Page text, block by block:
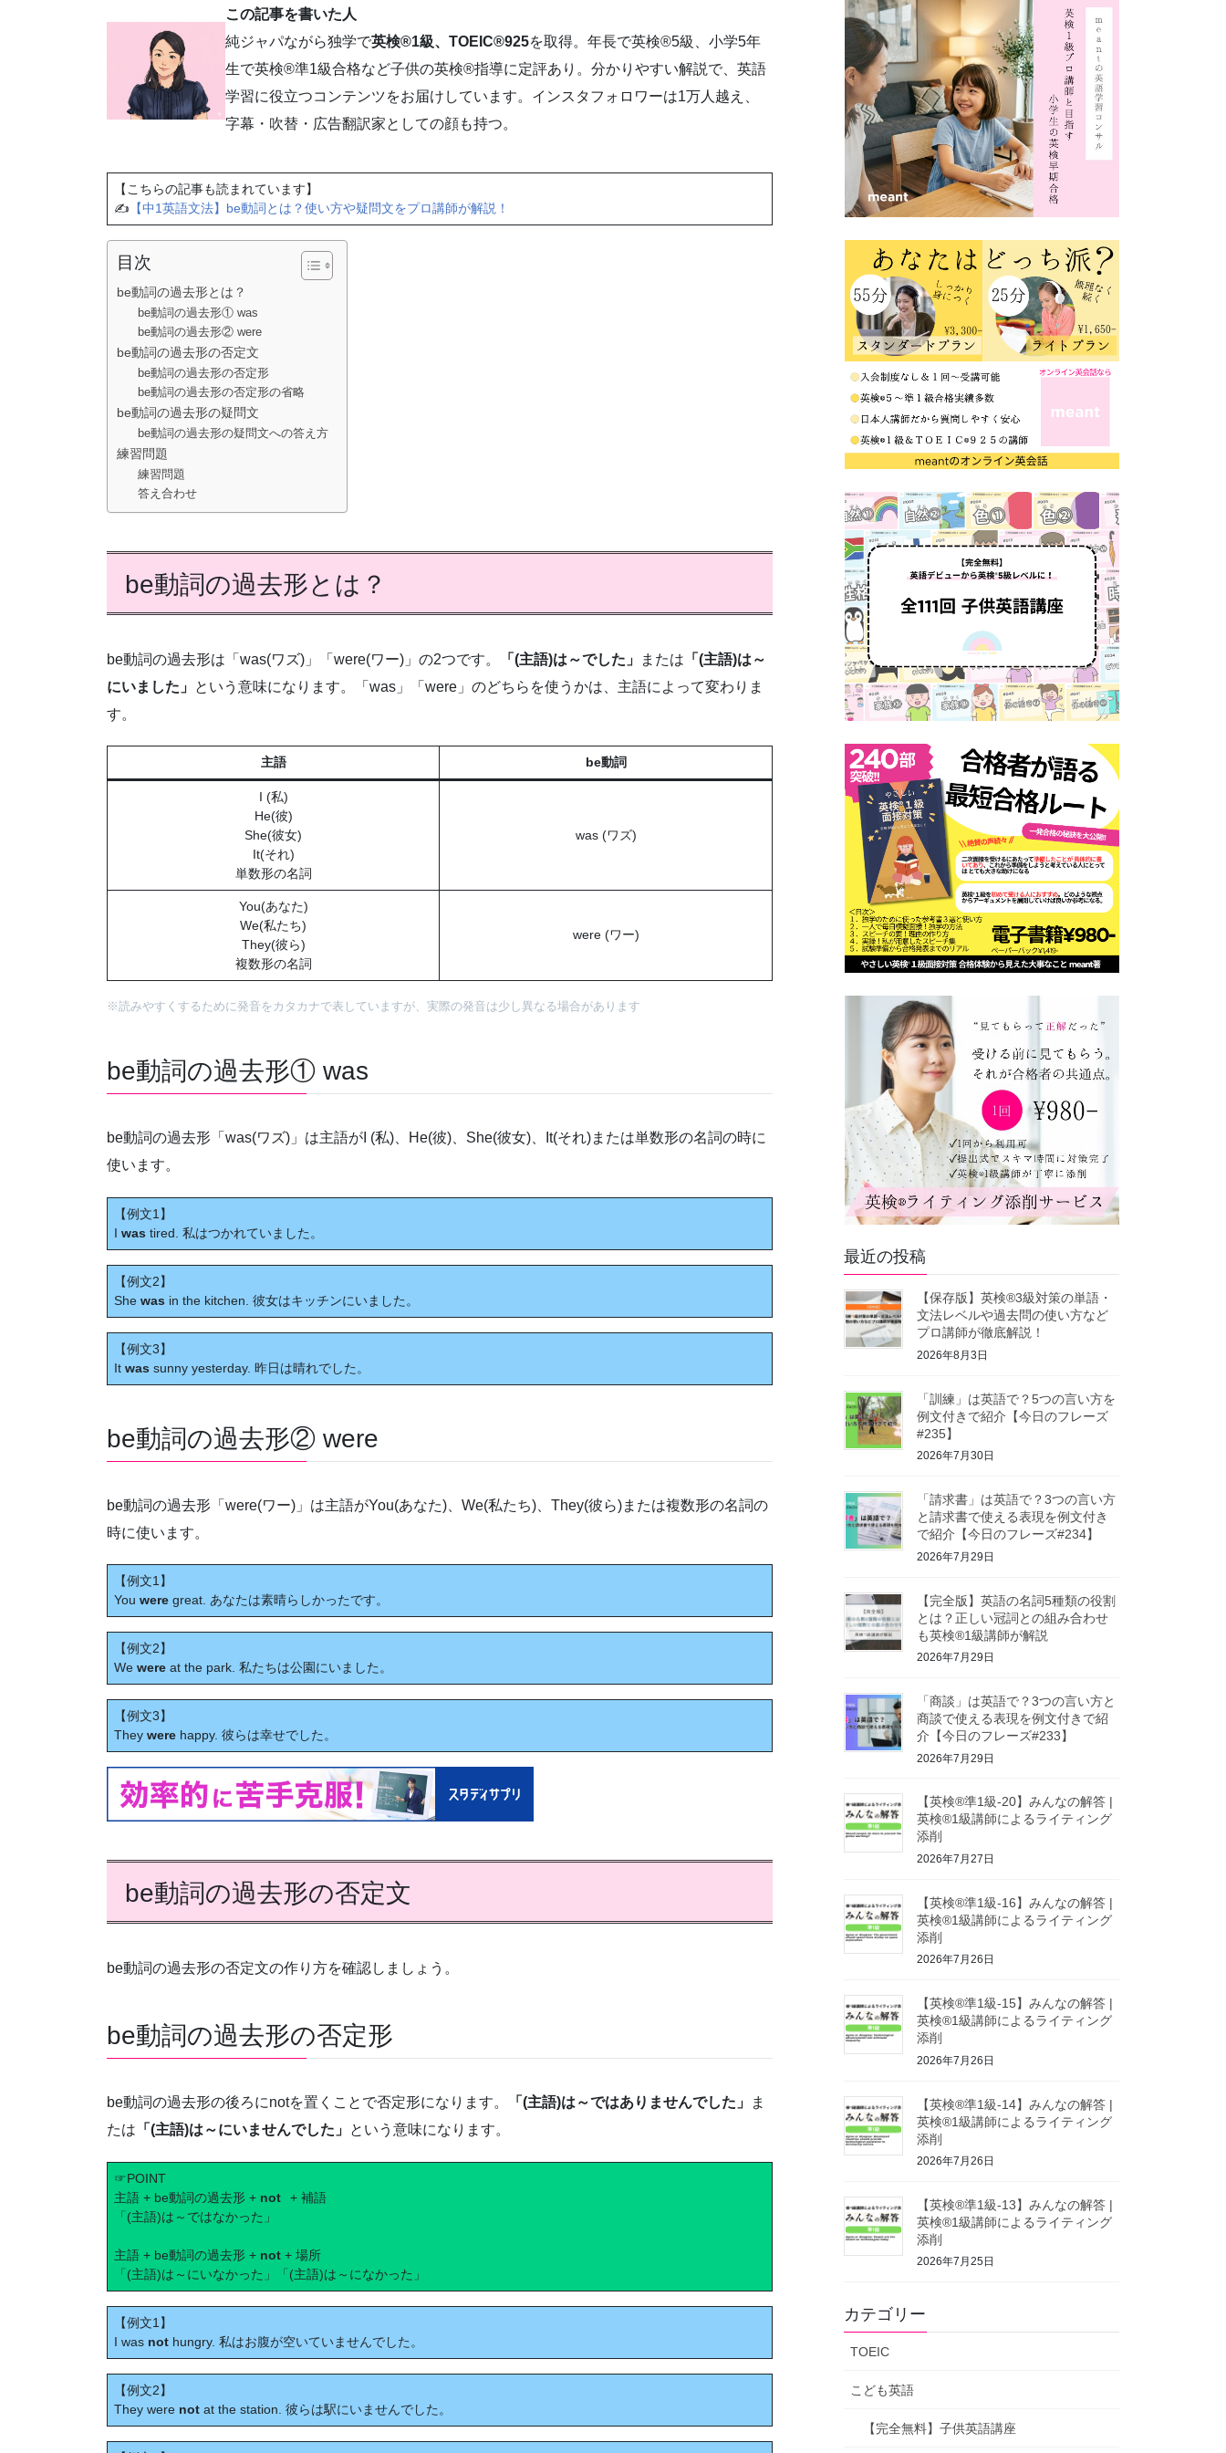
この記事を書いた人
純ジャパながら独学で英検®1級、TOEIC®925を取得。年長で英検®5級、小学5年
生で英検®準1級合格など子供の英検®指導に定評あり。分かりやすい解説で、英語
学習に役立つコンテンツをお届けしています。インスタフォロワーは1万人越え、
字幕・吹替・広告翻訳家としての顔も持つ。
【こちらの記事も読まれています】
✍ 【中1英語文法】be動詞とは？使い方や疑問文をプロ講師が解説！
目次
be動詞の過去形とは？
be動詞の過去形① was
be動詞の過去形② were
be動詞の過去形の否定文
be動詞の過去形の否定形
be動詞の過去形の否定形の省略
be動詞の過去形の疑問文
be動詞の過去形の疑問文への答え方
練習問題
練習問題
答え合わせ
be動詞の過去形とは？
be動詞の過去形は「was(ワズ)」「were(ワー)」の2つです。 「(主語)は～でした」 または 「(主語)は～
にいました」 という意味になります。「was」「were」のどちらを使うかは、主語によって変わりま
す。
主語 be動詞
I (私)
He(彼)
She(彼女)
It(それ)
単数形の名詞
was (ワズ)
You(あなた)
We(私たち)
They(彼ら)
複数形の名詞
were (ワー)
※読みやすくするために発音をカタカナで表していますが、実際の発音は少し異なる場合があります
be動詞の過去形① was
be動詞の過去形「was(ワズ)」は主語がI (私)、He(彼)、She(彼女)、It(それ)または単数形の名詞の時に
使います。
【例文1】
I was tired. 私はつかれていました。
【例文2】
She was in the kitchen. 彼女はキッチンにいました。
【例文3】
It was sunny yesterday. 昨日は晴れでした。
be動詞の過去形② were
be動詞の過去形「were(ワー)」は主語がYou(あなた)、We(私たち)、They(彼ら)または複数形の名詞の
時に使います。
【例文1】
You were great. あなたは素晴らしかったです。
【例文2】
We were at the park. 私たちは公園にいました。
【例文3】
They were happy. 彼らは幸せでした。
be動詞の過去形の否定文
be動詞の過去形の否定文の作り方を確認しましょう。
be動詞の過去形の否定形
be動詞の過去形の後ろにnotを置くことで否定形になります。 「(主語)は～ではありませんでした」
ま
たは 「(主語)は～にいませんでした」 という意味になります。
☞POINT
主語 + be動詞の過去形 + not
+ 補語
「(主語)は～ではなかった」
主語 + be動詞の過去形 + not + 場所
「(主語)は～にいなかった」「(主語)は～になかった」
【例文1】
I was not hungry. 私はお腹が空いていませんでした。
【例文2】
They were not at the station. 彼らは駅にいませんでした。
最近の投稿
【保存版】英検®3級対策の単語・
文法レベルや過去問の使い方など
プロ講師が徹底解説！
2026年8月3日
「訓練」は英語で？5つの言い方を
例文付きで紹介【今日のフレーズ
#235】
2026年7月30日
「請求書」は英語で？3つの言い方
と請求書で使える表現を例文付き
で紹介【今日のフレーズ#234】
2026年7月29日
【完全版】英語の名詞5種類の役割
とは？正しい冠詞との組み合わせ
も英検®1級講師が解説
2026年7月29日
「商談」は英語で？3つの言い方と
商談で使える表現を例文付きで紹
介【今日のフレーズ#233】
2026年7月29日
【英検®準1級-20】みんなの解答 |
英検®1級講師によるライティング
添削
2026年7月27日
【英検®準1級-16】みんなの解答 |
英検®1級講師によるライティング
添削
2026年7月26日
【英検®準1級-15】みんなの解答 |
英検®1級講師によるライティング
添削
2026年7月26日
【英検®準1級-14】みんなの解答 |
英検®1級講師によるライティング
添削
2026年7月26日
【英検®準1級-13】みんなの解答 |
英検®1級講師によるライティング
添削
2026年7月25日
カテゴリー
TOEIC
こども英語
【完全無料】子供英語講座